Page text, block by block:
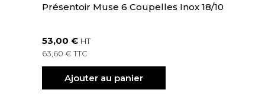
Présentoir Muse 6 Coupelles Inox 18/10
53,00 € HT
63,60 € TTC
Ajouter au panier